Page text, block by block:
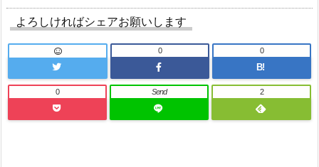
よろしければシェアお願いします
0
B!
0
0 Send 2